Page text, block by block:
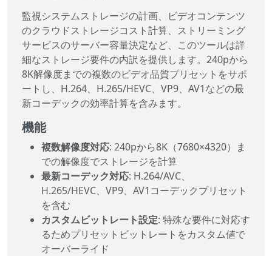
監視システムストレージの計画、ビデオコンテンツ
のクラウドストレージコスト計算、ストリーミング
サービスのサーバー容量決定など、このツールは詳
細なストレージ要件の内訳を提供します。240pから
8K解像度までの複数のビデオ品質プリセットをサポ
ートし、H.264、H.265/HEVC、VP9、AV1などの最
新コーデックの効率計算を含みます。
機能
複数解像度対応: 240pから8K（7680×4320）ま
での解像度でストレージを計算
最新コーデック対応: H.264/AVC、
H.265/HEVC、VP9、AV1コーデックプリセット
を含む
カスタムビットレート設定: 特殊な要件に対応す
るためプリセットビットレートをカスタム値で
オーバーライド